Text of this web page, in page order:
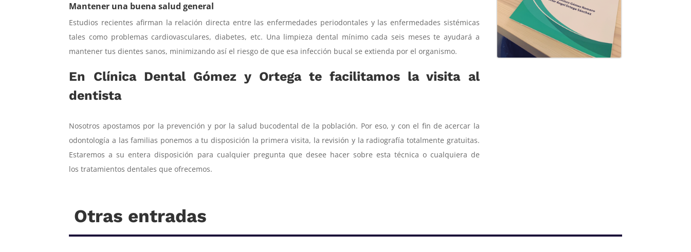
Mantener una buena salud general
Estudios recientes afirman la relación directa entre las enfermedades periodontales y las enfermedades sistémicas
tales como problemas cardiovasculares, diabetes, etc. Una limpieza dental mínimo cada seis meses te ayudará a
mantener tus dientes sanos, minimizando así el riesgo de que esa infección bucal se extienda por el organismo.
En Clínica Dental Gómez y Ortega te facilitamos la visita al
dentista
Nosotros apostamos por la prevención y por la salud bucodental de la población. Por eso, y con el fin de acercar la
odontología a las familias ponemos a tu disposición la primera visita, la revisión y la radiografía totalmente gratuitas.
Estaremos a su entera disposición para cualquier pregunta que desee hacer sobre esta técnica o cualquiera de
los tratamientos dentales que ofrecemos.
Otras entradas